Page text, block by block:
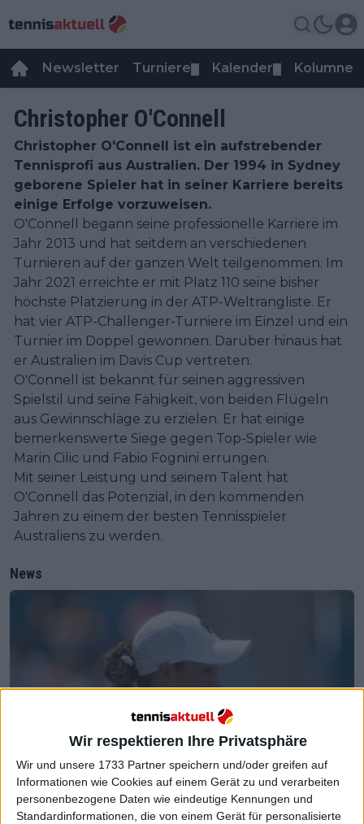
Wir respektieren Ihre Privatsphäre
Wir und unsere 1733 Partner speichern und/oder greifen auf
Informationen wie Cookies auf einem Gerät zu und verarbeiten
personenbezogene Daten wie eindeutige Kennungen und
Standardinformationen, die von einem Gerät für personalisierte
Newsletter Turniere Kalender Kolumnen
Christopher O'Connell
Christopher O'Connell ist ein aufstrebender
Tennisprofi aus Australien. Der 1994 in Sydney
geborene Spieler hat in seiner Karriere bereits
einige Erfolge vorzuweisen.
O'Connell begann seine professionelle Karriere im
Jahr 2013 und hat seitdem an verschiedenen
Turnieren auf der ganzen Welt teilgenommen. Im
Jahr 2021 erreichte er mit Platz 110 seine bisher
höchste Platzierung in der ATP-Weltrangliste. Er
hat vier ATP-Challenger-Turniere im Einzel und ein
Turnier im Doppel gewonnen. Darüber hinaus hat
er Australien im Davis Cup vertreten.
O'Connell ist bekannt für seinen aggressiven
Spielstil und seine Fähigkeit, von beiden Flügeln
aus Gewinnschläge zu erzielen. Er hat einige
bemerkenswerte Siege gegen Top-Spieler wie
Marin Cilic und Fabio Fognini errungen.
Mit seiner Leistung und seinem Talent hat
O'Connell das Potenzial, in den kommenden
Jahren zu einem der besten Tennisspieler
Australiens zu werden.
News
WTA